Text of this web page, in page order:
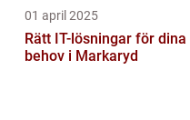
01 april 2025
Rätt IT-lösningar för dina
behov i Markaryd